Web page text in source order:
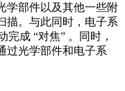
学部件以及其他一些附
描。与此同时，电子系
成 “对焦” 。同时，
过光学部件和电子系